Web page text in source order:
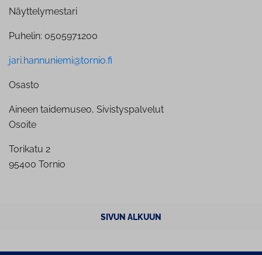
Näyttelymestari
Puhelin: 0505971200
jari.hannuniemi@tornio.fi
Osasto
Aineen taidemuseo, Sivistyspalvelut
Osoite
Torikatu 2
95400 Tornio
SIVUN ALKUUN